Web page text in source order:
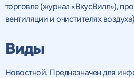
торговле (журнал «ВкусВилл»),
вентиляции и очистителях
Виды
Новостной. Предназначен для